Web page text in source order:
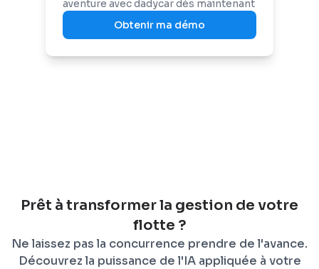
aventure avec dadycar dès maintenant
Obtenir ma démo
Prêt à transformer la gestion de votre
flotte ?
Ne laissez pas la concurrence prendre de l'avance.
Découvrez la puissance de l'IA appliquée à votre